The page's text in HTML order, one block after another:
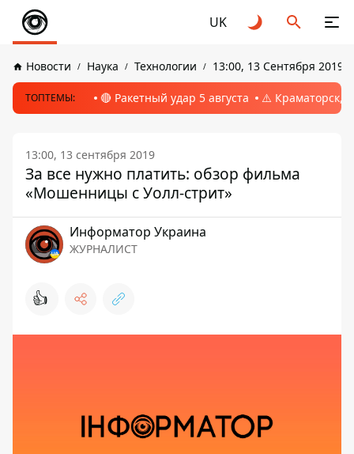
UK
Новости Наука Технологии 13:00, 13 Сентября 2019
ТОПТЕМЫ: 🔴 Ракетный удар 5 августа ⚠️ Краматорск,
13:00, 13 сентября 2019
За все нужно платить: обзор фильма
«Мошенницы с Уолл-стрит»
Информатор Украина
ЖУРНАЛИСТ
👍